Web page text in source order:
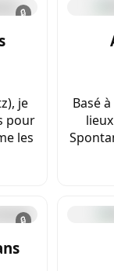
🔒
je
pour
les
Basé
🔒